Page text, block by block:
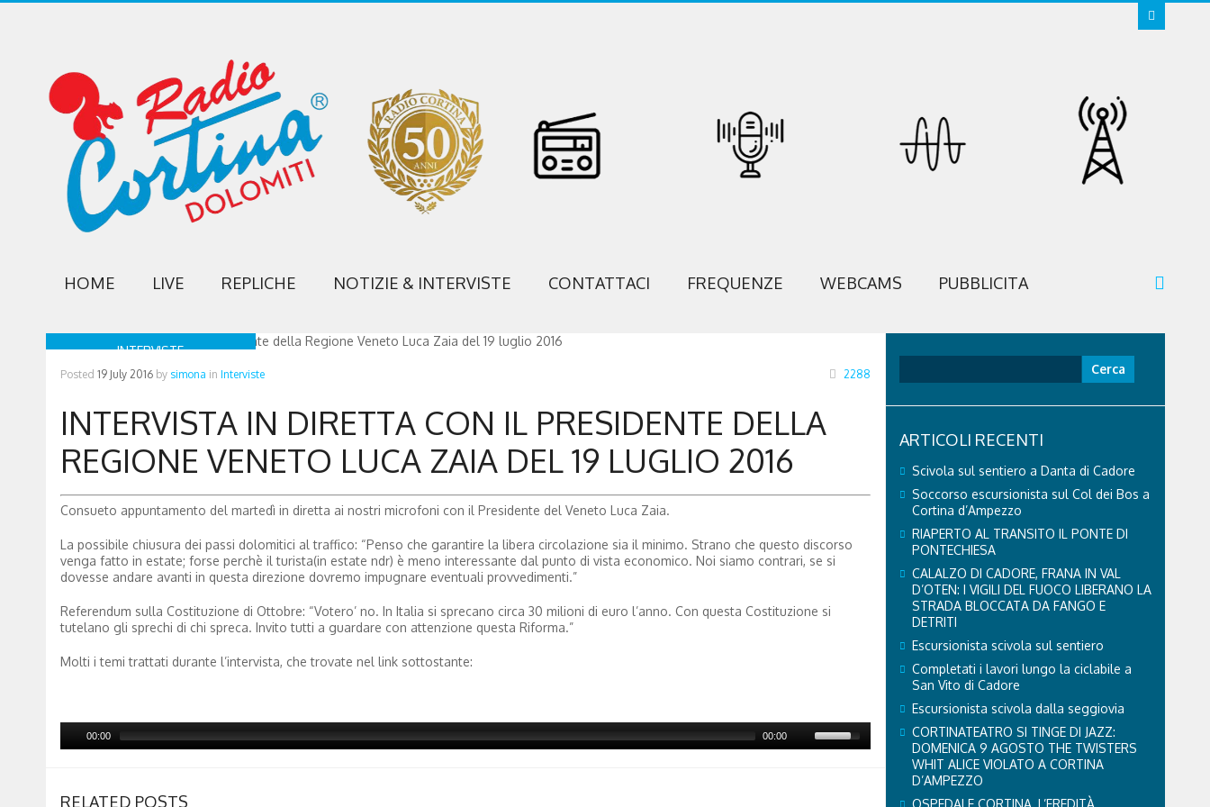
HOME LIVE REPLICHE NOTIZIE & INTERVISTE CONTATTACI FREQUENZE WEBCAMS PUBBLICITA
INTERVISTE
Posted 19 July 2016 by simona in Interviste 2288
INTERVISTA IN DIRETTA CON IL PRESIDENTE DELLA
REGIONE VENETO LUCA ZAIA DEL 19 LUGLIO 2016
Consueto appuntamento del martedì in diretta ai nostri microfoni con il Presidente del Veneto Luca Zaia.
La possibile chiusura dei passi dolomitici al traffico: “Penso che garantire la libera circolazione sia il minimo. Strano che questo discorso
venga fatto in estate; forse perchè il turista(in estate ndr) è meno interessante dal punto di vista economico. Noi siamo contrari, se si
dovesse andare avanti in questa direzione dovremo impugnare eventuali provvedimenti.”
Referendum sulla Costituzione di Ottobre: “Votero’ no. In Italia si sprecano circa 30 milioni di euro l’anno. Con questa Costituzione si
tutelano gli sprechi di chi spreca. Invito tutti a guardare con attenzione questa Riforma.”
Molti i temi trattati durante l’intervista, che trovate nel link sottostante:
00:00 00:00
RELATED POSTS
ARTICOLI RECENTI
Scivola sul sentiero a Danta di Cadore
Soccorso escursionista sul Col dei Bos a
Cortina d’Ampezzo
RIAPERTO AL TRANSITO IL PONTE DI
PONTECHIESA
CALALZO DI CADORE, FRANA IN VAL
D’OTEN: I VIGILI DEL FUOCO LIBERANO LA
STRADA BLOCCATA DA FANGO E
DETRITI
Escursionista scivola sul sentiero
Completati i lavori lungo la ciclabile a
San Vito di Cadore
Escursionista scivola dalla seggiovia
CORTINATEATRO SI TINGE DI JAZZ:
DOMENICA 9 AGOSTO THE TWISTERS
WHIT ALICE VIOLATO A CORTINA
D’AMPEZZO
OSPEDALE CORTINA, L’EREDITÀ